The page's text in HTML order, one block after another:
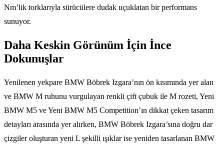
Nm’lik torklarıyla sürücülere dudak uçuklatan bir performans
sunuyor.
Daha Keskin Görünüm İçin İnce
Dokunuşlar
Yenilenen yekpare BMW Böbrek Izgara’nın ön kısımında yer alan
ve BMW M ruhunu vurgulayan renkli çift çubuk ile M rozeti, Yeni
BMW M5 ve Yeni BMW M5 Competition’ın dikkat çeken tasarım
detayları arasında yer alırken, BMW Böbrek Izgara’sına doğru dar
çizgiler oluşturan yeni L şekilli ışıklar ise yeniden tasarlanan BMW